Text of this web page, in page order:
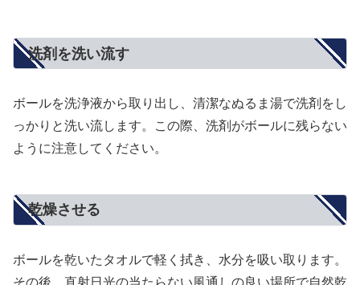
洗剤を洗い流す
ボールを洗浄液から取り出し、清潔なぬるま湯で洗剤をし
っかりと洗い流します。この際、洗剤がボールに残らない
ように注意してください。
乾燥させる
ボールを乾いたタオルで軽く拭き、水分を吸い取ります。
その後、直射日光の当たらない風通しの良い場所で自然乾